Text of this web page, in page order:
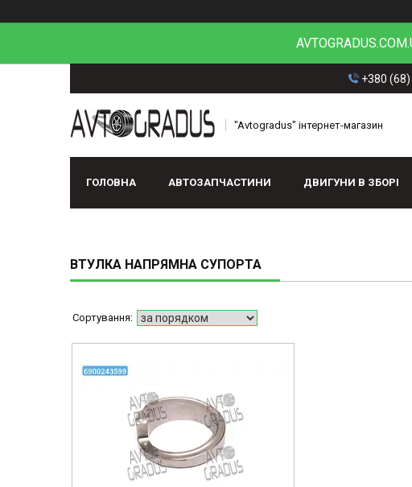
+380
"Avtogradus" інтернет-магазин
ГОЛОВНА АВТОЗАПЧАСТИНИ ДВИГУНИ В ЗБОРІ
ВТУЛКА НАПРЯМНА СУПОРТА